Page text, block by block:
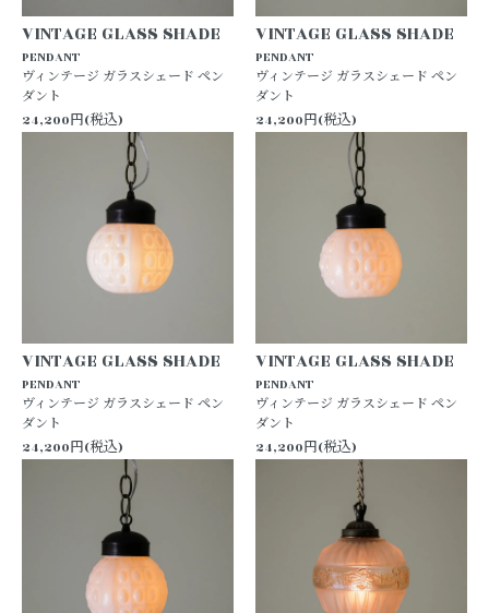
VINTAGE GLASS SHADE
PENDANT
ヴィンテージ ガラスシェード ペン
ダント
24,200円(税込)
VINTAGE GLASS SHADE
PENDANT
ヴィンテージ ガラスシェード ペン
ダント
24,200円(税込)
VINTAGE GLASS SHADE
PENDANT
ヴィンテージ ガラスシェード ペン
ダント
24,200円(税込)
VINTAGE GLASS SHADE
PENDANT
ヴィンテージ ガラスシェード ペン
ダント
24,200円(税込)